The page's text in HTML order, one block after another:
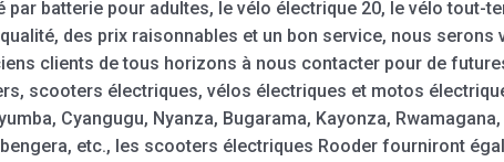
batterie pour adultes, le vélo électrique 20, le vélo tout-
des prix raisonnables et un bon service, nous
clients de tous horizons à nous contacter pour de
scooters électriques, vélos électriques et motos
Cyangugu, Nyanza, Bugarama, Kayonza,
etc., les scooters électriques Rooder fourniront